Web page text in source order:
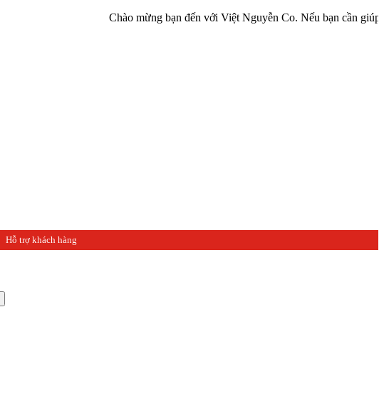
Chào mừng bạn đến với Việt Nguyễn Co. Nếu bạn cần giúp đỡ hãy
Hỗ trợ khách hàng